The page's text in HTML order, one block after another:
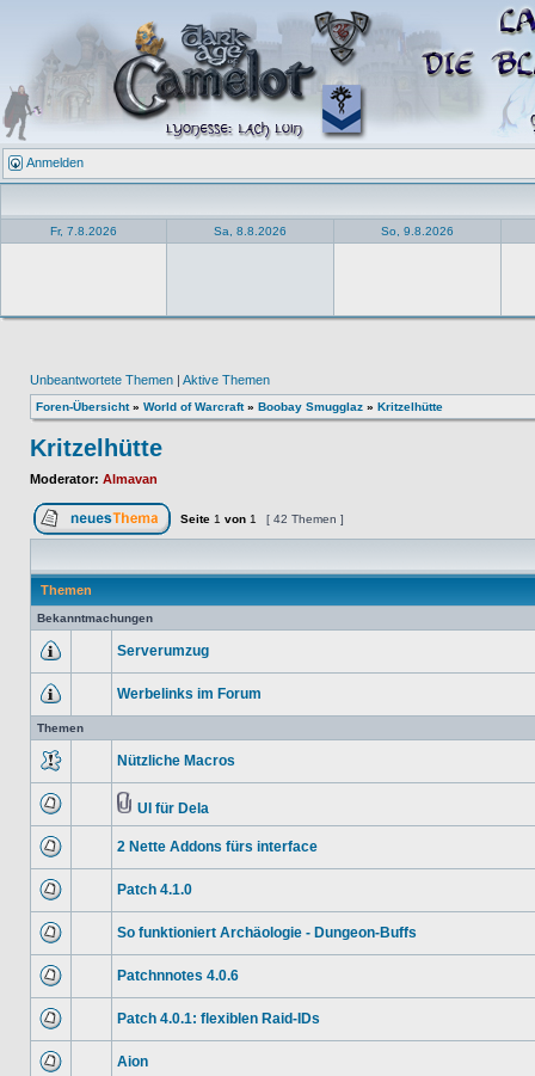
Anmelden
Fr, 7.8.2026 Sa, 8.8.2026 So, 9.8.2026
Unbeantwortete Themen | Aktive Themen
Foren-Übersicht» World of Warcraft» Boobay Smugglaz » Kritzelhütte
Kritzelhütte
Moderator: Almavan
Seite 1 von 1 [ 42 Themen ]
Themen
Bekanntmachungen
Serverumzug
Werbelinks im Forum
Themen
Nützliche Macros
UI für Dela
2 Nette Addons fürs interface
Patch 4.1.0
So funktioniert Archäologie - Dungeon-Buffs
Patchnnotes 4.0.6
Patch 4.0.1: flexiblen Raid-IDs
Aion